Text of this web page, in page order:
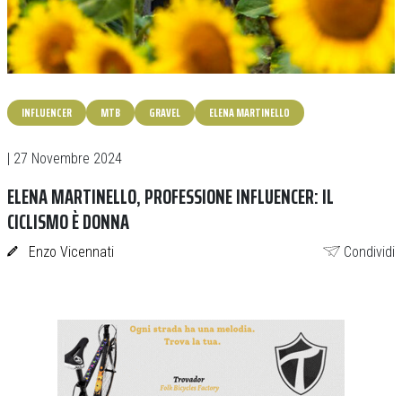
INFLUENCER MTB GRAVEL ELENA MARTINELLO
| 27 Novembre 2024
ELENA MARTINELLO, PROFESSIONE INFLUENCER: IL
CICLISMO È DONNA
Enzo Vicennati Condividi